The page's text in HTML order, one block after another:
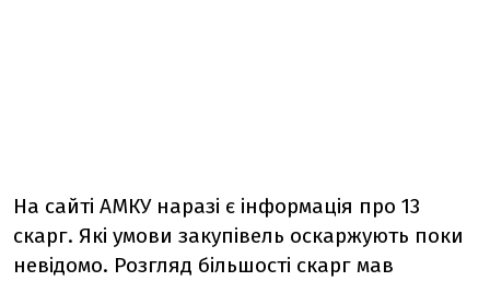
На сайті АМКУ наразі є інформація про 13
скарг. Які умови закупівель оскаржують поки
невідомо. Розгляд більшості скарг мав